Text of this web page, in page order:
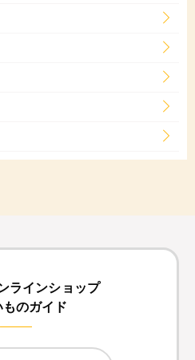
ラインショップ
のガイド